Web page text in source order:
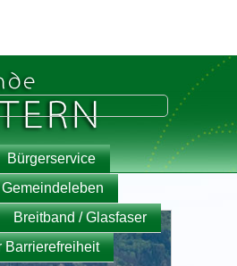
Bürgerservice
Gemeindeleben
Breitband / Glasfaser
Barrierefreiheit